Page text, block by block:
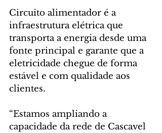
Circuito alimentador é a
infraestrutura elétrica que
transporta a energia desde uma
fonte principal e garante que a
eletricidade chegue de forma
estável e com qualidade aos
clientes.
“Estamos ampliando a
capacidade da rede de Cascavel